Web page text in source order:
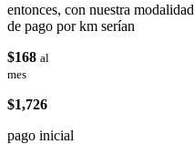
entonces, con nuestra modalidad
de pago por km serían
$168 al
mes
$1,726
pago inicial